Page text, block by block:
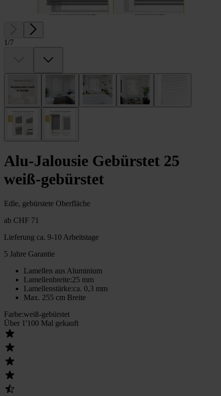
1/7
Alu-Jalousie Gebürstet 25
weiß-gebürstet
Edle, gebürstete Oberfläche
ab CHF 71
Lieferung ca. 9-10 Arbeitstage
5 Jahre Garantie
Lamellen aus Aluminium
Lamellenbreite:25 mm
Lamellenstärke:ca. 0,3 mm
Max. 255 cm Breite
Farbe:weiß-gebürstet
Über 1'100 Mal gekauft